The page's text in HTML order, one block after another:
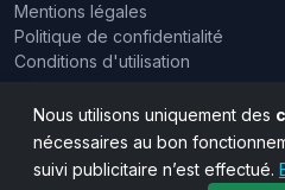
Mentions légales
Politique de confidentialité
Conditions d'utilisation
© 2015 - 2026 ToutBénin
Nous utilisons uniquement des
nécessaires au bon
suivi publicitaire n’est effectué.